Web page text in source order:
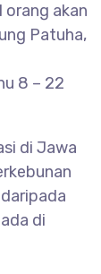
orang akan
Patuha,
8 – 22
di Jawa
di